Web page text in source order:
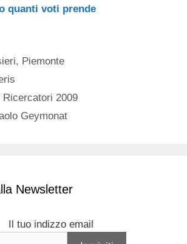
quanti voti prende
, Piemonte
Ricercatori 2009
Geymonat
Newsletter
Il tuo indizzo email